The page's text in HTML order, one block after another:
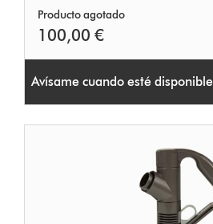
Producto agotado
100,00 €
Avísame cuando esté disponible